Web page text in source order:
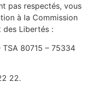
pas respectés, vous
à la Commission
des Libertés :
80715 – 75334
22.